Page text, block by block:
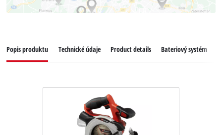
Popis produktu Technické údaje Product details Bateriový systém